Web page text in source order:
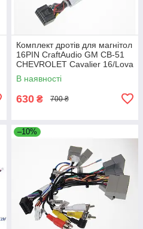
Комплект дротів для магнітол
16PIN CraftAudio GM CB-51
CHEVROLET Cavalier 16/Lova
RV 16-18/Monza 19
В наявності
630 ₴ 700 ₴
–10%